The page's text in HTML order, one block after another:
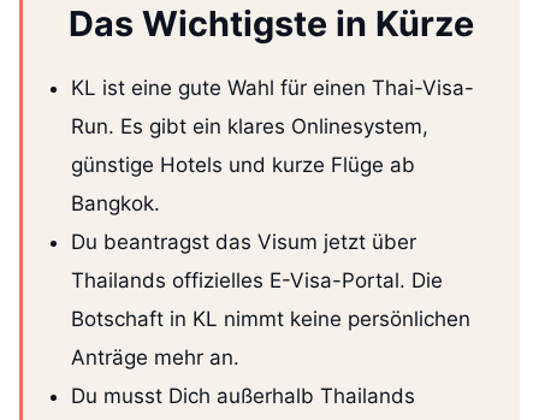
Das Wichtigste in Kürze
KL ist eine gute Wahl für einen Thai-Visa-
Run. Es gibt ein klares Onlinesystem,
günstige Hotels und kurze Flüge ab
Bangkok.
Du beantragst das Visum jetzt über
Thailands offizielles E-Visa-Portal. Die
Botschaft in KL nimmt keine persönlichen
Anträge mehr an.
Du musst Dich außerhalb Thailands